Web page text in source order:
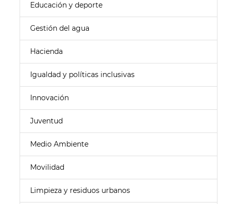
Educación y deporte
Gestión del agua
Hacienda
Igualdad y políticas inclusivas
Innovación
Juventud
Medio Ambiente
Movilidad
Limpieza y residuos urbanos